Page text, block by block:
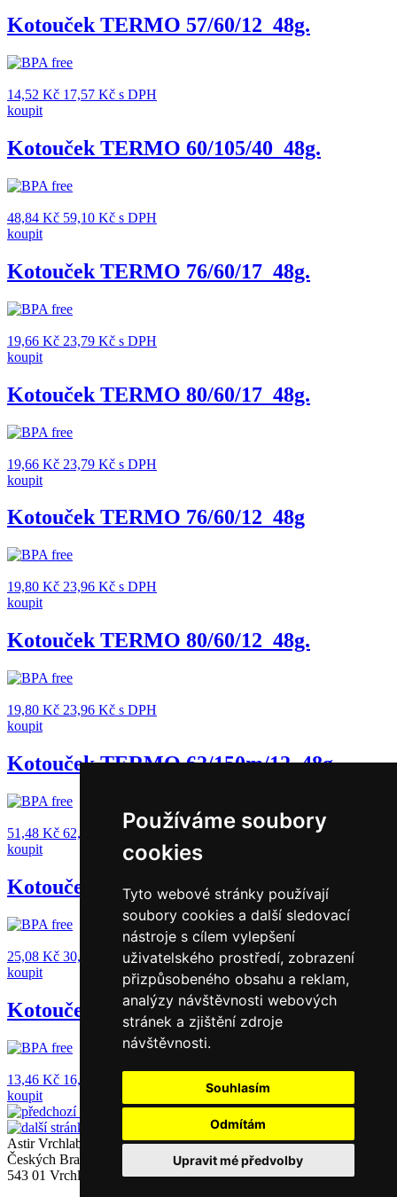
Používáme soubory
cookies
Tyto webové stránky používají
soubory cookies a další sledovací
nástroje s cílem vylepšení
uživatelského prostředí, zobrazení
přizpůsobeného obsahu a reklam,
analýzy návštěvnosti webových
stránek a zjištění zdroje
návštěvnosti.
Souhlasím
Odmítám
Upravit mé předvolby
Kotouček TERMO 57/60/12_48g.
14,52 Kč 17,57 Kč s DPH
koupit
Kotouček TERMO 60/105/40_48g.
48,84 Kč 59,10 Kč s DPH
koupit
Kotouček TERMO 76/60/17_48g.
19,66 Kč 23,79 Kč s DPH
koupit
Kotouček TERMO 80/60/17_48g.
19,66 Kč 23,79 Kč s DPH
koupit
Kotouček TERMO 76/60/12_48g
19,80 Kč 23,96 Kč s DPH
koupit
Kotouček TERMO 80/60/12_48g.
19,80 Kč 23,96 Kč s DPH
koupit
Kotouček TERMO 62/150m/12_48g.
51,48 Kč 62,29
s DPH
koupit
Kotouček TERMO 57/80/12_48g.
25,08 Kč 30,35
s DPH
koupit
Kotouček TERMO 44/60/17_48g.
13,46 Kč 16,29
koupit
stránka 1 z 3
Astir Vrchlabí, s.r.o.
Českých Bratří 1376
543 01 Vrchlabí